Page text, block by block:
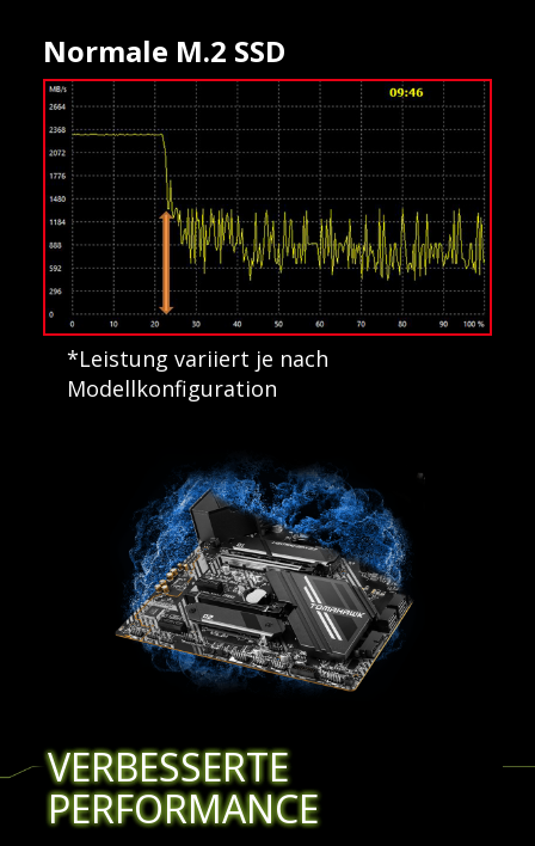
Normale M.2 SSD
*Leistung variiert je nach
Modellkonfiguration
VERBESSERTE
PERFORMANCE